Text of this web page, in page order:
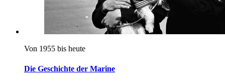
Von 1955 bis heute
Die Geschichte der Marine